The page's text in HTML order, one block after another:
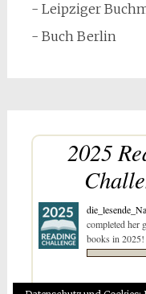
- Leipziger
- Buch Berlin
2025
completed her
books in 2025!